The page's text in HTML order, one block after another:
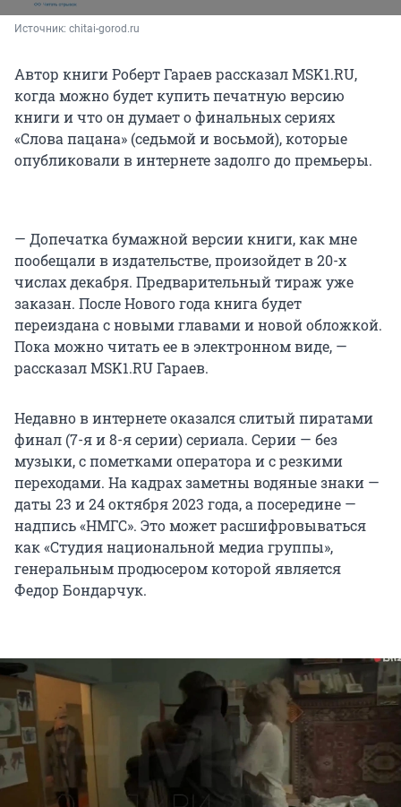
Источник: chitai-gorod.ru
Автор книги Роберт Гараев рассказал MSK1.RU,
когда можно будет купить печатную версию
книги и что он думает о финальных сериях
«Слова пацана» (седьмой и восьмой), которые
опубликовали в интернете задолго до премьеры.
— Допечатка бумажной версии книги, как мне
пообещали в издательстве, произойдет в 20-х
числах декабря. Предварительный тираж уже
заказан. После Нового года книга будет
переиздана с новыми главами и новой обложкой.
Пока можно читать ее в электронном виде, —
рассказал MSK1.RU Гараев.
Недавно в интернете оказался слитый пиратами
финал (7-я и 8-я серии) сериала. Серии — без
музыки, с пометками оператора и с резкими
переходами. На кадрах заметны водяные знаки —
даты 23 и 24 октября 2023 года, а посередине —
надпись «НМГС». Это может расшифровываться
как «Студия национальной медиа группы»,
генеральным продюсером которой является
Федор Бондарчук.